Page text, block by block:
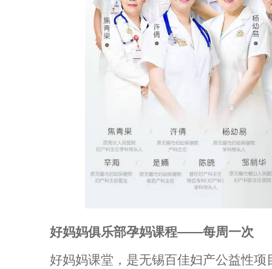
好妈妈俱乐部孕妈课程——每周一次
好妈妈课堂，是无锡百佳妇产公益性项